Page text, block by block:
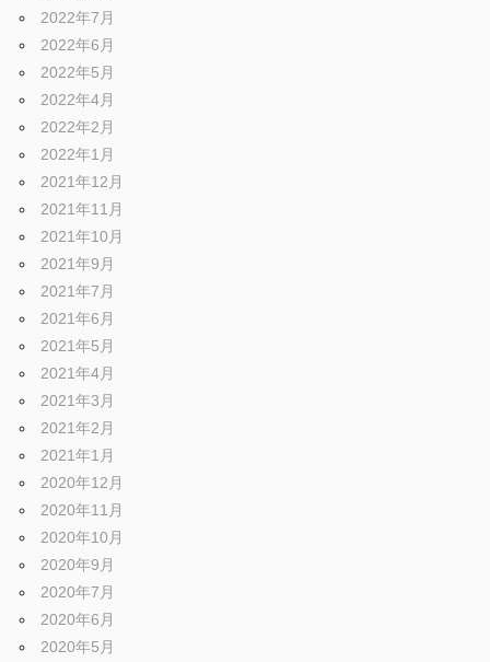
2022年7月
2022年6月
2022年5月
2022年4月
2022年2月
2022年1月
2021年12月
2021年11月
2021年10月
2021年9月
2021年7月
2021年6月
2021年5月
2021年4月
2021年3月
2021年2月
2021年1月
2020年12月
2020年11月
2020年10月
2020年9月
2020年7月
2020年6月
2020年5月